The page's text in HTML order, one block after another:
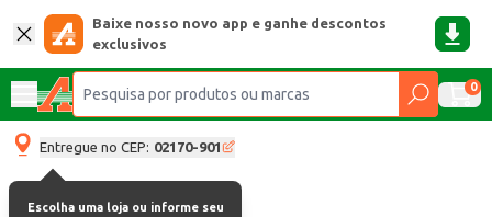
Baixe nosso novo app e ganhe descontos
exclusivos
0
Entregue no CEP: 02170-901
Escolha uma loja ou informe seu